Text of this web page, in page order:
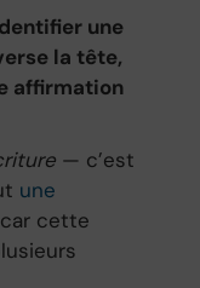
une
la tête,
affirmation
— c’est
une
cette